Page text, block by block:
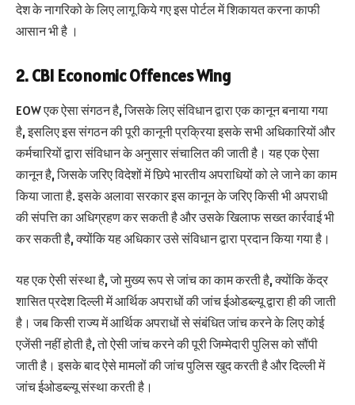
देश के नागरिको के लिए लागू किये गए इस पोर्टल में शिकायत करना काफी
आसान भी है ।
2. CBI Economic Offences Wing
EOW एक ऐसा संगठन है, जिसके लिए संविधान द्वारा एक कानून बनाया गया
है, इसलिए इस संगठन की पूरी कानूनी प्रक्रिया इसके सभी अधिकारियों और
कर्मचारियों द्वारा संविधान के अनुसार संचालित की जाती है। यह एक ऐसा
कानून है, जिसके जरिए विदेशों में छिपे भारतीय अपराधियों को ले जाने का काम
किया जाता है. इसके अलावा सरकार इस कानून के जरिए किसी भी अपराधी
की संपत्ति का अधिग्रहण कर सकती है और उसके खिलाफ सख्त कार्रवाई भी
कर सकती है, क्योंकि यह अधिकार उसे संविधान द्वारा प्रदान किया गया है।
यह एक ऐसी संस्था है, जो मुख्य रूप से जांच का काम करती है, क्योंकि केंद्र
शासित प्रदेश दिल्ली में आर्थिक अपराधों की जांच ईओडब्ल्यू द्वारा ही की जाती
है। जब किसी राज्य में आर्थिक अपराधों से संबंधित जांच करने के लिए कोई
एजेंसी नहीं होती है, तो ऐसी जांच करने की पूरी जिम्मेदारी पुलिस को सौंपी
जाती है। इसके बाद ऐसे मामलों की जांच पुलिस खुद करती है और दिल्ली में
जांच ईओडब्ल्यू संस्था करती है।